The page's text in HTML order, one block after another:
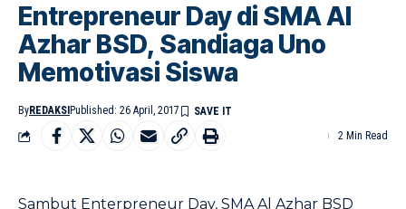
Entrepreneur Day di SMA Al
Azhar BSD, Sandiaga Uno
Memotivasi Siswa
ByREDAKSI Published: 26 April, 2017
2 Min Read
Sambut Enterpreneur Day, SMA Al Azhar BSD